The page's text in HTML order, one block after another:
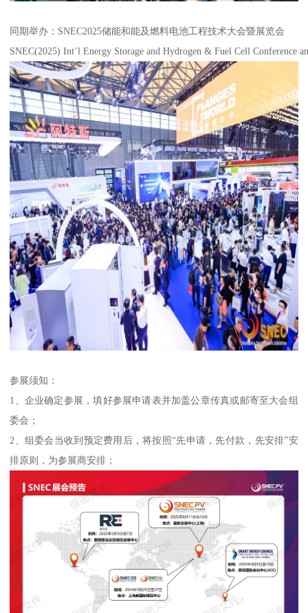
同期举办：SNEC2025储能和能及燃料电池工程技术大会暨展览会
SNEC(2025) Int’l Energy Storage and Hydrogen & Fuel Cell Conference
参展须知：
1、企业确定参展，填好参展申请表并加盖公章传真或邮寄至大会组
委会；
2、组委会当收到预定费用后，将按照“先申请，先付款，先安排”安
排原则，为参展商安排；